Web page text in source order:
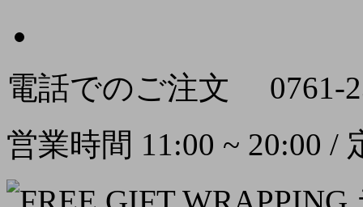
電話でのご注文
0761-
営業時間 11:00 ~ 20:00 /